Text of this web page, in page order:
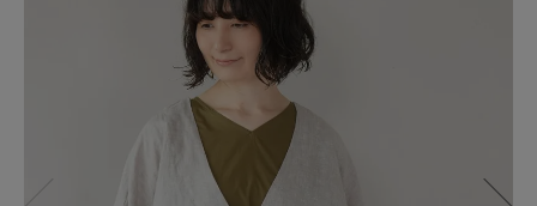
新規会員登録